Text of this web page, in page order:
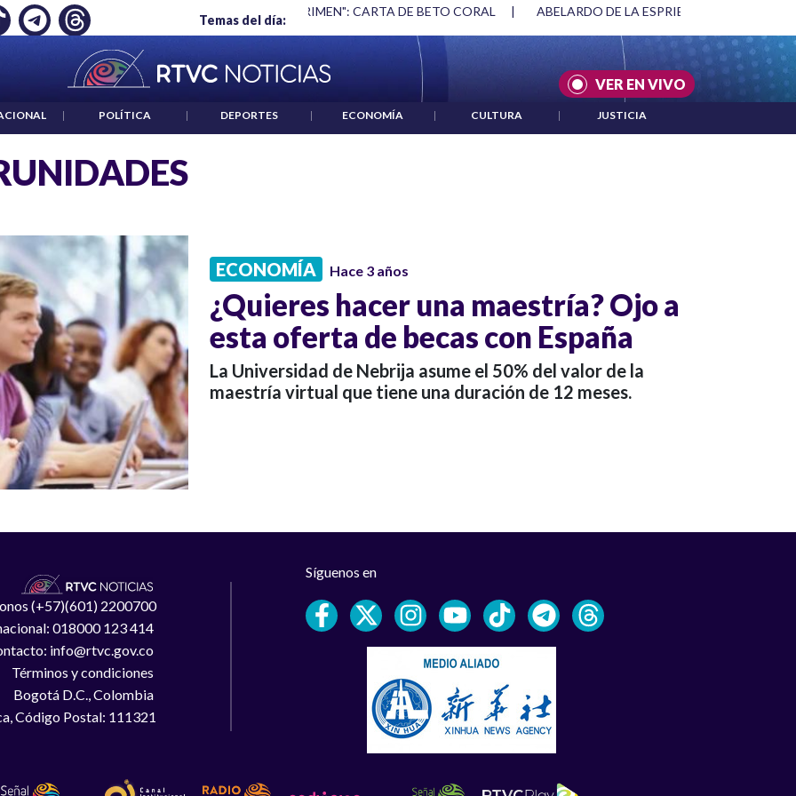
Temas del día:
EMPLEO: JP MORGAN "HABLAR NO ES UN CRIMEN": CARTA DE BETO CORAL | ABELARDO DE LA ESPRIELLA Y DMG
VER EN VIVO
| POLÍTICA | DEPORTES | ECONOMÍA | CULTURA | JUSTICIA
ECONOMÍA Hace 3 años
¿Quieres hacer una maestría? Ojo a
esta oferta de becas con España
La Universidad de Nebrija asume el 50% del valor de la
maestría virtual que tiene una duración de 12 meses.
(+57)(601) 2200700
018000 123 414
info@rtvc.gov.co
Términos y condiciones
Bogotá D.C., Colombia
Código Postal: 111321
Síguenos en